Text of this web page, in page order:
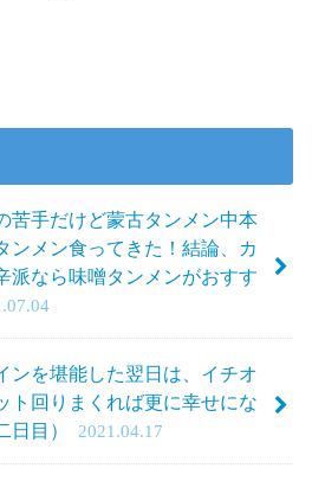
苦手だけど蒙古タンメン中本
ンメン食ってきた！結論、カ
派なら味噌タンメンがおすす
ンを堪能した翌日は、イチオ
ト回りまくれば更に幸せにな
日目）
2021.04.17